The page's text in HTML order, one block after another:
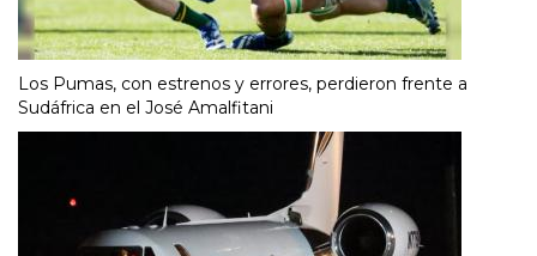
Los Pumas, con estrenos y errores, perdieron frente a
Sudáfrica en el José Amalfitani